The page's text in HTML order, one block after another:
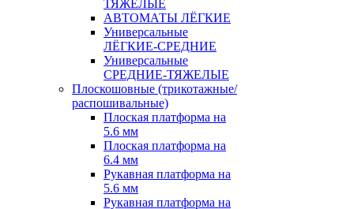
ТЯЖЁЛЫЕ
АВТОМАТЫ ЛЁГКИЕ
Универсальные
ЛЁГКИЕ-СРЕДНИЕ
Универсальные
СРЕДНИЕ-ТЯЖЕЛЫЕ
Плоскошовные (трикотажные/
распошивальные)
Плоская платформа на
5.6 мм
Плоская платформа на
6.4 мм
Рукавная платформа на
5.6 мм
Рукавная платформа на